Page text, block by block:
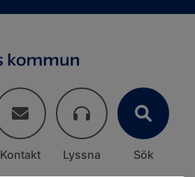
Kontakt Lyssna Sök